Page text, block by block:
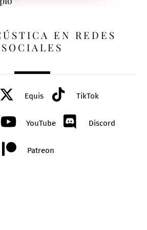
EN REDES
SOCIALES
Equis TikTok
YouTube Discord
Patreon